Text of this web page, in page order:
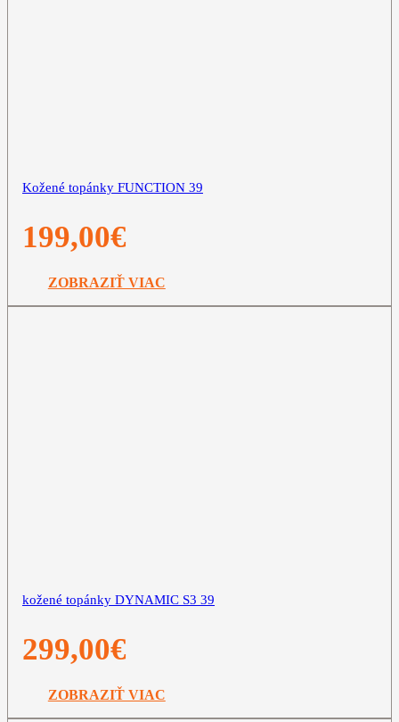
Kožené topánky FUNCTION 39
199,00€
ZOBRAZIŤ VIAC
kožené topánky DYNAMIC S3 39
299,00€
ZOBRAZIŤ VIAC